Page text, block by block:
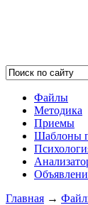
Файлы
Методика
Приемы
Шаблоны
Главная →